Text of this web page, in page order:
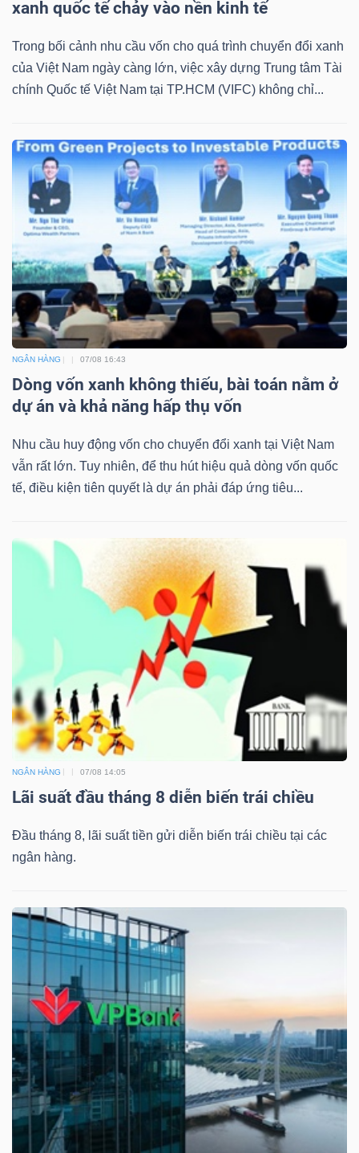
xanh quốc tế chảy vào nền kinh tế
Trong bối cảnh nhu cầu vốn cho quá trình chuyển đổi xanh
của Việt Nam ngày càng lớn, việc xây dựng Trung tâm Tài
chính Quốc tế Việt Nam tại TP.HCM (VIFC) không chỉ...
NGÂN HÀNG 07/08 16:43
Dòng vốn xanh không thiếu, bài toán nằm ở
dự án và khả năng hấp thụ vốn
Nhu cầu huy động vốn cho chuyển đổi xanh tại Việt Nam
vẫn rất lớn. Tuy nhiên, để thu hút hiệu quả dòng vốn quốc
tế, điều kiện tiên quyết là dự án phải đáp ứng tiêu...
NGÂN HÀNG 07/08 14:05
Lãi suất đầu tháng 8 diễn biến trái chiều
Đầu tháng 8, lãi suất tiền gửi diễn biến trái chiều tại các
ngân hàng.
YẾU
THIẾT
YẾU
CHĂM
SÓC
SỨC
KHỎE
TÀI
CHÍNH
CÔNG
DỊCH
VỤ
TRUYỀN
THÔNG
ÍCH
BẤT
ĐỘNG
SẢN
Mã
chứng
khoán